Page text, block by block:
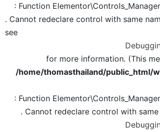
: Function
. Cannot redeclare control with same
see
for more information. (This
/home/thomasthailand/public_html/
: Function
. Cannot redeclare control with